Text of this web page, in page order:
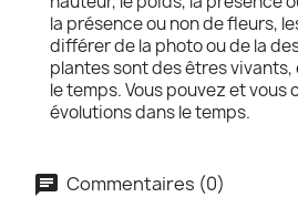
la présence ou non de fleurs,
différer de la photo ou de la
plantes sont des êtres vivants,
le temps. Vous pouvez et
évolutions dans le temps.
Commentaires (0)